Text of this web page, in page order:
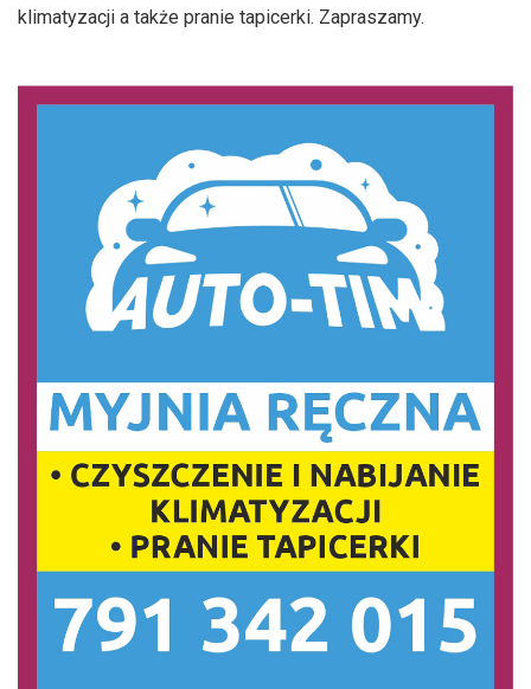
klimatyzacji a także pranie tapicerki. Zapraszamy.